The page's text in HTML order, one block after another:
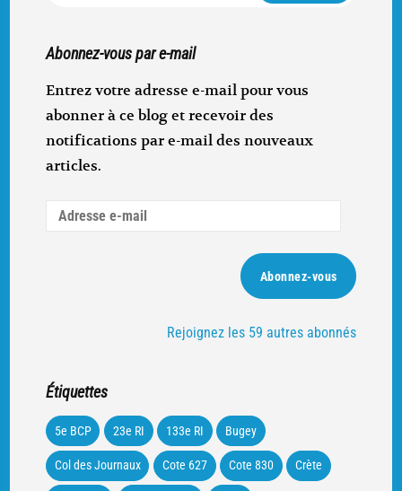
Abonnez-vous par e-mail
Entrez votre adresse e-mail pour vous
abonner à ce blog et recevoir des
notifications par e-mail des nouveaux
articles.
Adresse
Abonnez-vous
Rejoignez les 59 autres abonnés
Étiquettes
5e BCP 23e RI 133e RI Bugey
Col des Journaux Cote 627 Cote 830 Crète